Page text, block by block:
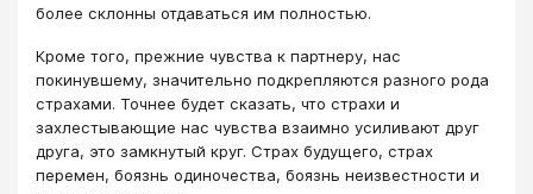
более склонны отдаваться им полностью.
Кроме того, прежние чувства к партнеру, нас
покинувшему, значительно подкрепляются разного рода
страхами. Точнее будет сказать, что страхи и
захлестывающие нас чувства взаимно усиливают друг
друга, это замкнутый круг. Страх будущего, страх
перемен, боязнь одиночества, боязнь неизвестности и